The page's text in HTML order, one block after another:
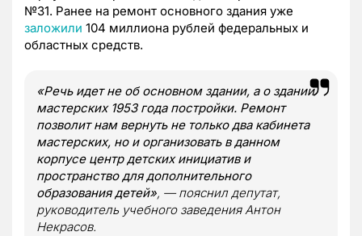
№31. Ранее на ремонт основного здания уже
заложили 104 миллиона рублей федеральных и
областных средств.
«Речь идет не об основном здании, а о здании
мастерских 1953 года постройки. Ремонт
позволит нам вернуть не только два кабинета
мастерских, но и организовать в данном
корпусе центр детских инициатив и
пространство для дополнительного
образования детей», — пояснил депутат,
руководитель учебного заведения Антон
Некрасов.